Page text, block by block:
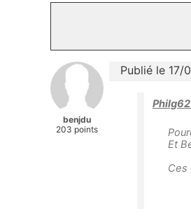
benjdu
203 points
Publié le 17/
Et
Ces